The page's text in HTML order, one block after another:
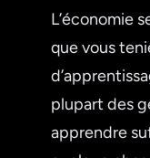
L’économie
que vous
plupart des
apprendre